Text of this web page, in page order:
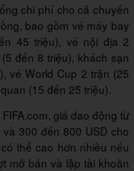
chi phí cho cả chuyến
, bao gồm vé máy bay
45 triệu), vé nội địa 2
đến 8 triệu), khách sạn
vé World Cup 2 trận (25
(15 đến 25 triệu).
giá dao động từ
300 đến 800 USD cho
thể cao hơn nhiều nếu
mở bán và lập tài khoản